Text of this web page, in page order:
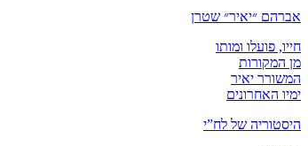
אברהם ״יאיר״ שטרן
חייו, פועלו ומותו
מן המקורות
המשורר יאיר
ימיו האחרונים
היסטוריה של לח”י